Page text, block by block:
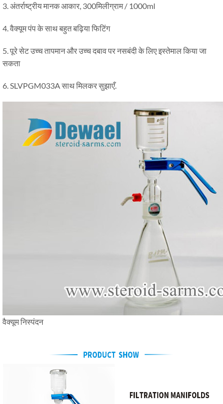
3. अंतर्राष्ट्रीय मानक आकार, 300मिलीग्राम / 1000ml
4. वैक्यूम पंप के साथ बहुत बढ़िया फिटिंग
5. पूरे सेट उच्च तापमान और उच्च दबाव पर नसबंदी के लिए इस्तेमाल किया जा
सकता
6. SLVPGM033A साथ मिलकर सुझाएँ.
वैक्यूम निस्पंदन